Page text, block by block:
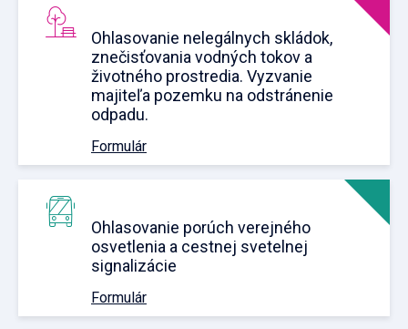
Ohlasovanie nelegálnych skládok,
znečisťovania vodných tokov a
životného prostredia. Vyzvanie
majiteľa pozemku na odstránenie
odpadu.
Formulár
Ohlasovanie porúch verejného
osvetlenia a cestnej svetelnej
signalizácie
Formulár